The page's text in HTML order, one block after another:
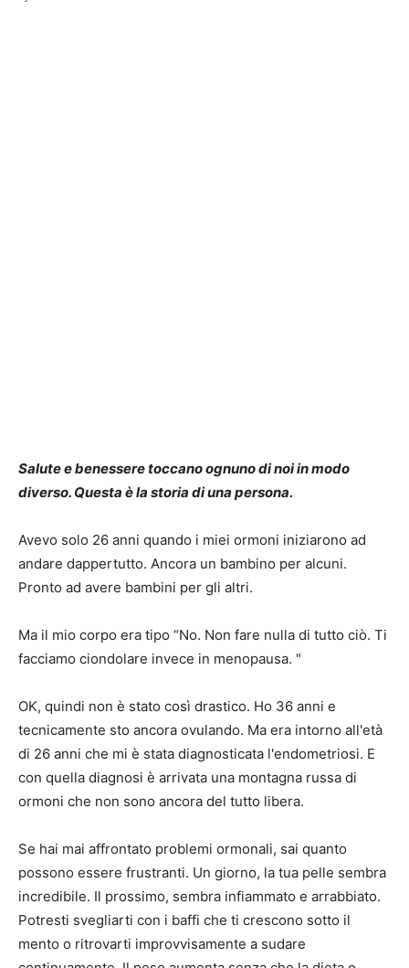
Salute e benessere toccano ognuno di noi in modo
diverso. Questa è la storia di una persona.
Avevo solo 26 anni quando i miei ormoni iniziarono ad
andare dappertutto. Ancora un bambino per alcuni.
Pronto ad avere bambini per gli altri.
Ma il mio corpo era tipo “No. Non fare nulla di tutto ciò. Ti
facciamo ciondolare invece in menopausa. "
OK, quindi non è stato così drastico. Ho 36 anni e
tecnicamente sto ancora ovulando. Ma era intorno all'età
di 26 anni che mi è stata diagnosticata l'endometriosi. E
con quella diagnosi è arrivata una montagna russa di
ormoni che non sono ancora del tutto libera.
Se hai mai affrontato problemi ormonali, sai quanto
possono essere frustranti. Un giorno, la tua pelle sembra
incredibile. Il prossimo, sembra infiammato e arrabbiato.
Potresti svegliarti con i baffi che ti crescono sotto il
mento o ritrovarti improvvisamente a sudare